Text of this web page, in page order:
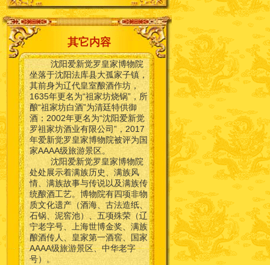
其它内容
沈阳爱新觉罗皇家博物院
坐落于沈阳法库县大孤家子镇，
其前身为辽代皇室酿酒作坊，
1635年更名为“祖家坊烧锅”，所
酿“祖家坊白酒”为清廷特供御
酒；2002年更名为“沈阳爱新觉
罗祖家坊酒业有限公司”，2017
年爱新觉罗皇家博物院被评为国
家AAAA级旅游景区。
沈阳爱新觉罗皇家博物院
处处展示着满族历史、满族风
情、满族故事与传说以及满族传
统酿酒工艺。博物院有四项非物
质文化遗产（酒海、古法造纸、
石锅、泥窖池）、五项殊荣（辽
宁老字号、上海世博金奖、满族
酿酒传人、皇家第一酒窖、国家
AAAA级旅游景区、中华老字
号）。